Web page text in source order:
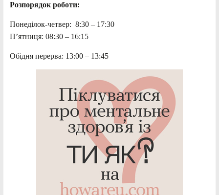
Розпорядок роботи:
Понеділок-четвер: 8:30 – 17:30
П’ятниця: 08:30 – 16:15
Обідня перерва: 13:00 – 13:45